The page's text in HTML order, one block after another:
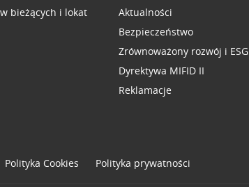
bieżących i lokat
Aktualności
Bezpieczeństwo
Zrównoważony rozwój i ESG
Dyrektywa MIFID II
Reklamacje
Polityka Cookies Polityka prywatności